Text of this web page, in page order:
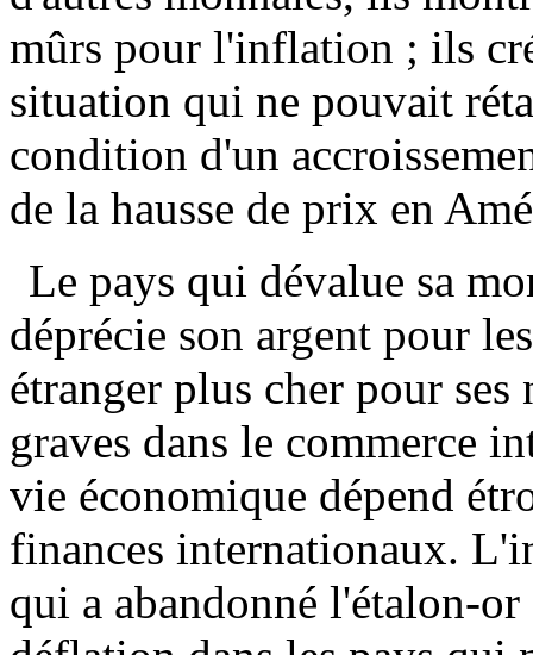
mûrs pour l'inflation ; ils
situation qui ne pouvait
condition d'un
de la hausse de prix en
Le pays qui dévalue sa
déprécie son argent pour
étranger plus cher pour
graves dans le commerce
vie économique dépend
finances internationaux.
qui a abandonné l'étalon-